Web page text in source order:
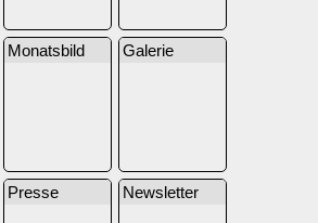
Monatsbild Galerie
Presse Newsletter